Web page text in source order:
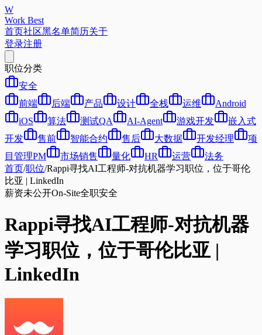
W
Work Best
首页社区黑名单简历关于
登录注册
职位分类
安全
前端
后端 产品 设计 全栈 运维
Android
iOS
算法 测试QA AI-Agent 游戏开发
嵌入式
开发
售前 智能合约 售后 大数据 开发经理
项
目管理PM
市场销售 量化 HR 运营
法务
首页/职位/Rappi寻找AI工程师-对抗机器学习职位，位于哥伦
比亚 | LinkedIn
薪资未公开On-Site全职安全
Rappi寻找AI工程师-对抗机器
学习职位，位于哥伦比亚 |
LinkedIn